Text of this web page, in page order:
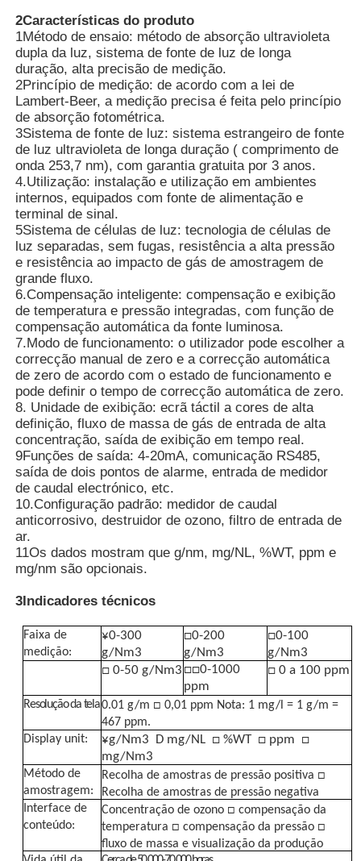
Detector de Radiação Nuclear
Dosímetro pessoal
sensor do raio de x
Sistema de Monitoramento de Radiação Nuclear
detector do rádon
Monitor de íons negativos atmosféricos
Detector de PM2.5
Contador da partícula de poeira
Sensor de matéria particulada
Dispositivo de controlo da qualidade do ar
Sistema de monitorização da qualidade do ar exterior
Detector de íons negativos
Detector de Ozônio
Taiwan Huibo Série de Instrumentos Ultrassônicos
Termômetro de Fibra Óptica
Detector de emissividade infravermelha
2Características do produto
1Método de ensaio: método de absorção ultravioleta
dupla da luz, sistema de fonte de luz de longa
duração, alta precisão de medição.
2Princípio de medição: de acordo com a lei de
Lambert-Beer, a medição precisa é feita pelo princípio
de absorção fotométrica.
3Sistema de fonte de luz: sistema estrangeiro de fonte
de luz ultravioleta de longa duração ( comprimento de
onda 253,7 nm), com garantia gratuita por 3 anos.
4.Utilização: instalação e utilização em ambientes
internos, equipados com fonte de alimentação e
terminal de sinal.
5Sistema de células de luz: tecnologia de células de
luz separadas, sem fugas, resistência a alta pressão
e resistência ao impacto de gás de amostragem de
grande fluxo.
6.Compensação inteligente: compensação e exibição
de temperatura e pressão integradas, com função de
compensação automática da fonte luminosa.
7.Modo de funcionamento: o utilizador pode escolher a
correcção manual de zero e a correcção automática
de zero de acordo com o estado de funcionamento e
pode definir o tempo de correcção automática de zero.
8. Unidade de exibição: ecrã táctil a cores de alta
definição, fluxo de massa de gás de entrada de alta
concentração, saída de exibição em tempo real.
9Funções de saída: 4-20mA, comunicação RS485,
saída de dois pontos de alarme, entrada de medidor
de caudal electrónico, etc.
10.Configuração padrão: medidor de caudal
anticorrosivo, destruidor de ozono, filtro de entrada de
ar.
11Os dados mostram que g/nm, mg/NL, %WT, ppm e
mg/nm são opcionais.
3Indicadores técnicos
Faixa de
medição:
¥0-300
g/Nm3
□0-200
g/Nm3
□0-100
g/Nm3
□ 0-50 g/Nm3 □□0-1000
ppm
□ 0 a 100 ppm
Resolução da tela0.01 g/m □ 0,01 ppm Nota: 1 mg/l = 1 g/m =
467 ppm.
Display unit:
¥g/Nm3 D mg/NL □ %WT □ ppm □
mg/Nm3
Método de
amostragem:
Recolha de amostras de pressão positiva □
Recolha de amostras de pressão negativa
Interface de
conteúdo:
Concentração de ozono □ compensação da
temperatura □ compensação da pressão □
fluxo de massa e visualização da produção